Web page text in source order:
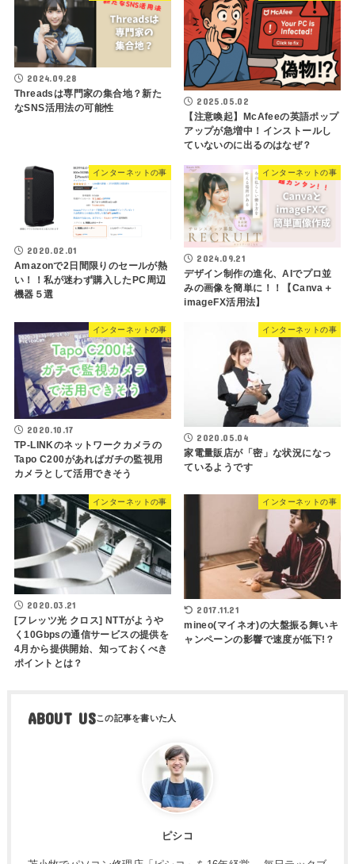
2024.09.28
Threadsは専門家の集合地？新た
なSNS活用法の可能性
2025.05.02
【注意喚起】McAfeeの英語ポップ
アップが急増中！インストールし
ていないのに出るのはなぜ？
インターネットの事
2020.02.01
Amazonで2日間限りのセールが熱
い！！私が迷わず購入したPC周辺
機器５選
インターネットの事
2024.09.21
デザイン制作の進化、AIでプロ並
みの画像を簡単に！！【Canva＋
imageFX活用法】
インターネットの事
2020.10.17
TP-LINKのネットワークカメラの
Tapo C200があればガチの監視用
カメラとして活用できそう
インターネットの事
2020.05.04
家電量販店が「密」な状況になっ
ているようです
インターネットの事
2020.03.21
[フレッツ光 クロス] NTTがようや
く10Gbpsの通信サービスの提供を
4月から提供開始、知っておくべき
ポイントとは？
インターネットの事
2017.11.21
mineo(マイネオ)の大盤振る舞いキ
ャンペーンの影響で速度が低下!？
ABOUT US
ピシコ